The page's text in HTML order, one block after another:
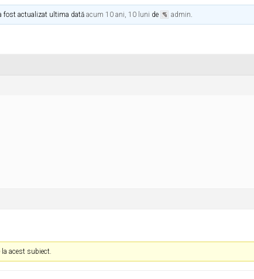
fost actualizat ultima datăacum 10 ani, 10 luni de admin
acest subiect.